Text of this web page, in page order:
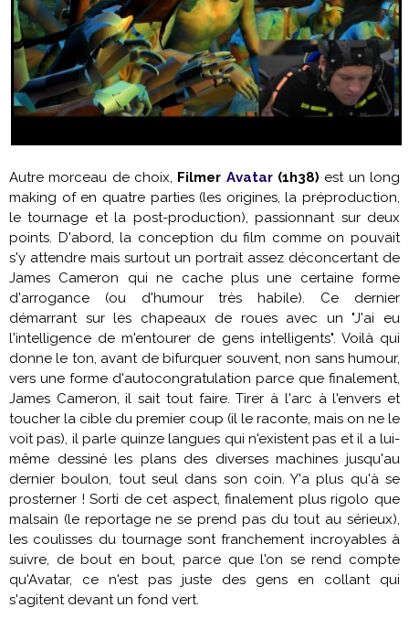
Autre morceau de choix, Filmer Avatar(1h38) est un long
making of en quatre parties (les origines, la préproduction,
le tournage et la post-production), passionnant sur deux
points. D'abord, la conception du film comme on pouvait
s'y attendre mais surtout un portrait assez déconcertant de
James Cameron qui ne cache plus une certaine forme
d'arrogance (ou d'humour très habile). Ce dernier
démarrant sur les chapeaux de roues avec un "J'ai eu
l'intelligence de m'entourer de gens intelligents". Voilà qui
donne le ton, avant de bifurquer souvent, non sans humour,
vers une forme d'autocongratulation parce que finalement,
James Cameron, il sait tout faire. Tirer à l'arc à l'envers et
toucher la cible du premier coup (il le raconte, mais on ne le
voit pas), il parle quinze langues qui n'existent pas et il a lui-
même dessiné les plans des diverses machines jusqu'au
dernier boulon, tout seul dans son coin. Y'a plus qu'à se
prosterner ! Sorti de cet aspect, finalement plus rigolo que
malsain (le reportage ne se prend pas du tout au sérieux),
les coulisses du tournage sont franchement incroyables à
suivre, de bout en bout, parce que l'on se rend compte
qu'Avatar, ce n'est pas juste des gens en collant qui
s'agitent devant un fond vert.